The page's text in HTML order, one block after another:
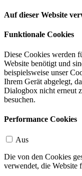
Auf dieser Website
Funktionale Cookies
Diese Cookies werden
Website benötigt und
beispielsweise unser
Ihrem Gerät abgelegt,
Dialogbox nicht erneut
besuchen.
Performance Cookies
Aus
Die von den Cookies
verwendet, die Website